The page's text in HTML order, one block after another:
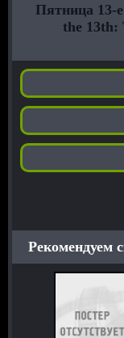
Пятница 13-
the 13th:
Рекомендуем